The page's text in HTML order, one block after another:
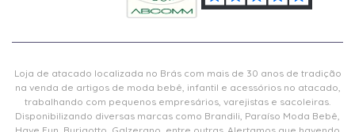
Loja de atacado localizada no Brás com mais de 30 anos de tradição
na venda de artigos de moda bebê, infantil e acessórios no atacado,
trabalhando com pequenos empresários, varejistas e sacoleiras.
Disponibilizando diversas marcas como Brandili, Paraíso Moda Bebê,